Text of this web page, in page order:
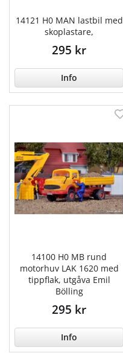
14121 H0 MAN lastbil med
skoplastare,
295 kr
Info
14100 H0 MB rund
motorhuv LAK 1620 med
tippflak, utgåva Emil
Bölling
295 kr
Info